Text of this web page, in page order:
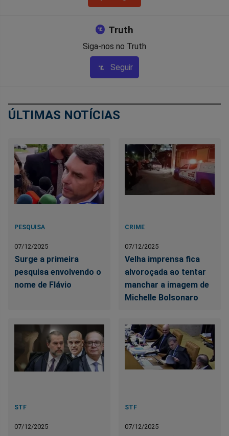
Truth
Siga-nos no Truth
Seguir
ÚLTIMAS NOTÍCIAS
PESQUISA
07/12/2025
Surge a primeira
pesquisa envolvendo o
nome de Flávio
CRIME
07/12/2025
Velha imprensa fica
alvoroçada ao tentar
manchar a imagem de
Michelle Bolsonaro
STF
07/12/2025
STF
07/12/2025